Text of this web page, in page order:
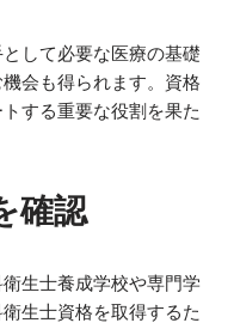
して必要な医療の基礎
会も得られます。資格
する重要な役割を果た
確認
生士養成学校や専門学
生士資格を取得するた